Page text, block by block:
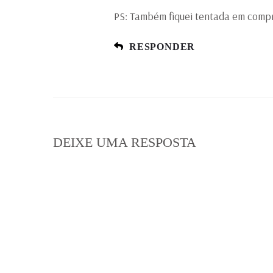
PS: Também fiquei tentada em
RESPONDER
DEIXE UMA RESPOSTA